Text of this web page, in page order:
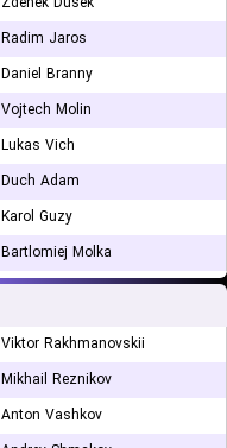
Radim Jaros
Daniel Branny
Vojtech Molin
Lukas Vich
Duch Adam
Karol Guzy
Bartlomiej Molka
Viktor Rakhmanovskii
Mikhail Reznikov
Anton Vashkov